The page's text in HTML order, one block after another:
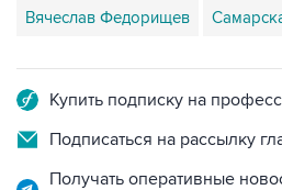
Подписаться на рассылку
Получать оперативные